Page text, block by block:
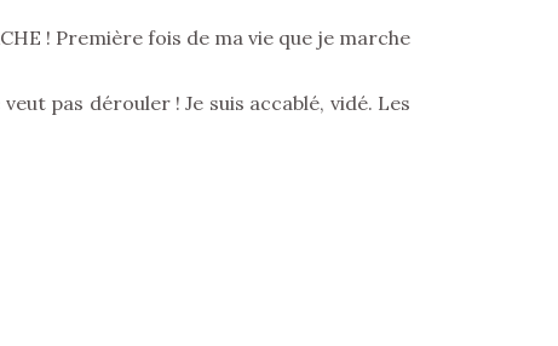
! Première fois de ma vie que je marche
pas dérouler ! Je suis accablé, vidé. Les